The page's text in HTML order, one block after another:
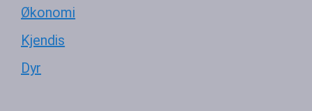
Økonomi
Kjendis
Dyr